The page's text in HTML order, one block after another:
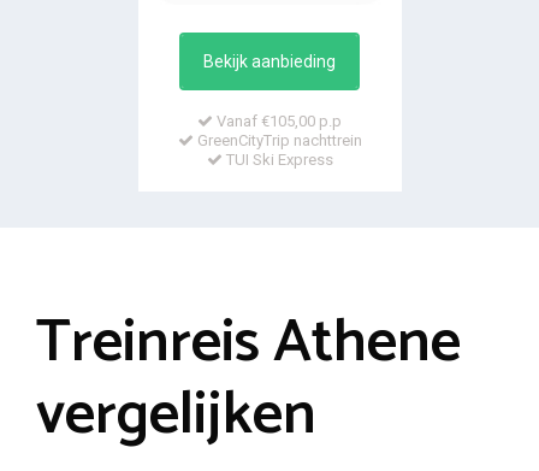
Bekijk aanbieding
Vanaf €105,00 p.p
GreenCityTrip nachttrein
TUI Ski Express
Treinreis Athene
vergelijken